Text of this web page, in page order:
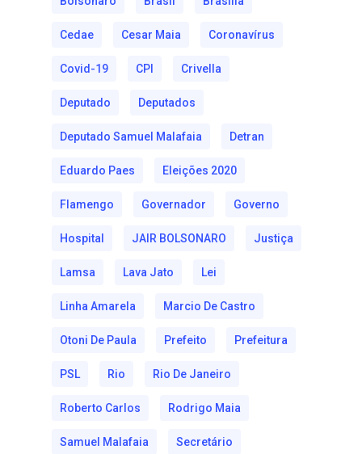
Cedae Cesar Maia Coronavírus
Covid-19 CPI Crivella
Deputado Deputados
Deputado Samuel Malafaia Detran
Eduardo Paes Eleições 2020
Flamengo Governador Governo
Hospital JAIR BOLSONARO Justiça
Lamsa Lava Jato Lei
Linha Amarela Marcio De Castro
Otoni De Paula Prefeito Prefeitura
PSL Rio Rio De Janeiro
Roberto Carlos Rodrigo Maia
Samuel Malafaia Secretário